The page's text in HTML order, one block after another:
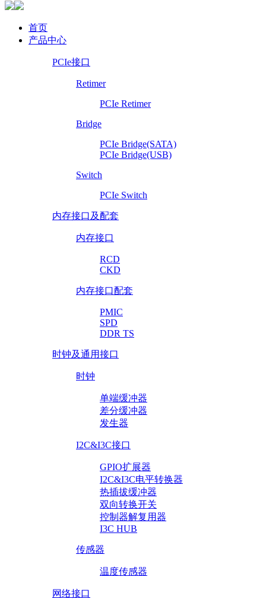
首页
产品中心
PCIe接口
Retimer
PCIe Retimer
Bridge
PCIe Bridge(SATA)
PCIe Bridge(USB)
Switch
PCIe Switch
内存接口及配套
内存接口
RCD
CKD
内存接口配套
PMIC
SPD
DDR TS
时钟及通用接口
时钟
单端缓冲器
差分缓冲器
发生器
I2C&I3C接口
GPIO扩展器
I2C&I3C电平转换器
热插拔缓冲器
双向转换开关
控制器解复用器
I3C HUB
传感器
温度传感器
网络接口